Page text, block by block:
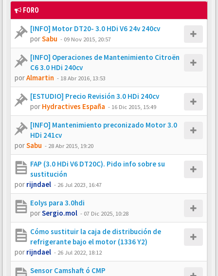
FORO
[INFO] Motor DT20- 3.0 HDi V6 24v 240cv
porSabu - 09 Nov 2015, 20:57
[INFO] Operaciones de Mantenimiento Citroën
C6 3.0 HDi 240cv
porAlmartin - 18 Abr 2016, 13:53
[ESTUDIO] Precio Revisión 3.0 HDi 240cv
por Hydractives España - 16 Dic 2015, 15:49
[INFO] Mantenimiento preconizado Motor 3.0
HDi 241cv
porSabu - 28 Abr 2015, 19:20
FAP (3.0 HDi V6 DT20C). Pido info sobre su
sustitución
por rijndael - 26 Jul 2023, 16:47
Eolys para 3.0hdi
porSergio.mol - 07 Dic 2025, 10:28
Cómo sustituir la caja de distribución de
refrigerante bajo el motor (1336 Y2)
por rijndael - 26 Jul 2022, 18:12
Sensor Camshaft ó CMP